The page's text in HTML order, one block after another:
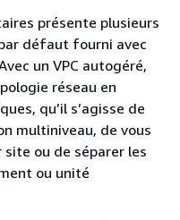
présente plusieurs
défaut fourni avec
un VPC autogéré,
réseau en
qu’il s’agisse de
multiniveau, de vous
ou de séparer les
ou unité